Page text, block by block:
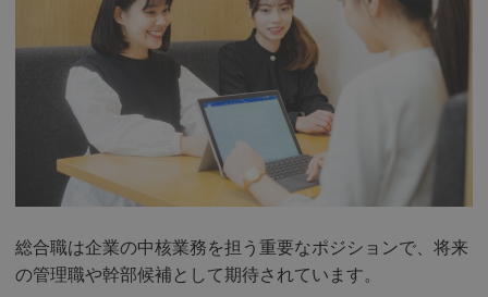
総合職は企業の中核業務を担う重要なポジションで、将来
の管理職や幹部候補として期待されています。